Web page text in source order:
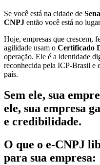
Se você está na cidade de
CNPJ então você está no
Hoje, empresas que crescem,
agilidade usam o Certificado
operação. Ele é a identidade
reconhecida pela ICP-Brasil e
país.
Sem ele, sua
ele, sua empresa
e credibilidade.
O que o e-CNPJ
para sua empresa: